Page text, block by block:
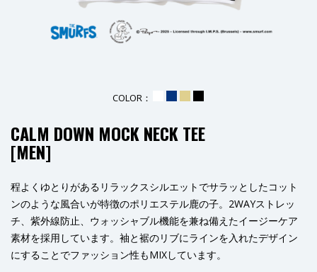
COLOR： _ _ _ _
CALM DOWN MOCK NECK TEE
[MEN]
程よくゆとりがあるリラックスシルエットでサラッとしたコット
ンのような風合いが特徴のポリエステル鹿の子。2WAYストレッ
チ、紫外線防止、ウォッシャブル機能を兼ね備えたイージーケア
素材を採用しています。袖と裾のリブにラインを入れたデザイン
にすることでファッション性もMIXしています。